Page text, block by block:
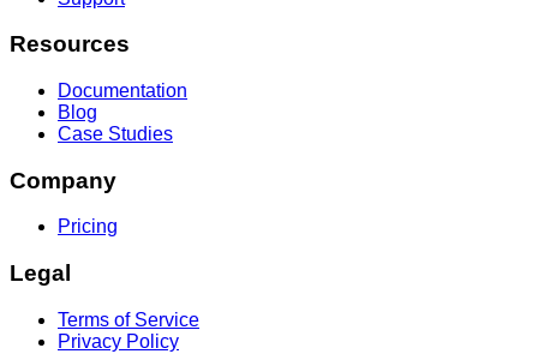
Resources
Documentation
Blog
Case Studies
Company
Pricing
Legal
Terms of Service
Privacy Policy